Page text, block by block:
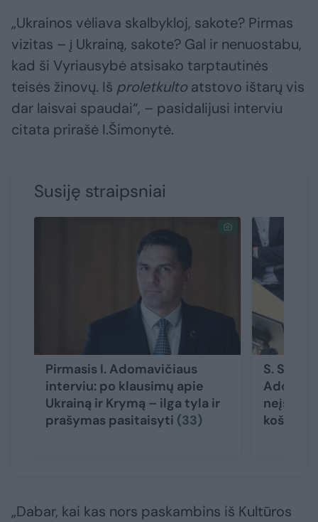
„Ukrainos vėliava skalbykloj, sakote? Pirmas
vizitas – į Ukrainą, sakote? Gal ir nenuostabu,
kad ši Vyriausybė atsisako tarptautinės
teisės žinovų. Iš proletkulto atstovo ištarų vis
dar laisvai spaudai“, – pasidalijusi interviu
citata prirašė I.Šimonytė.
Susiję straipsniai
Pirmasis I. Adomavičiaus
interviu: po klausimų apie
Ukrainą ir Krymą – ilga tyla ir
prašymas pasitaisyti (33)
S.
„Dabar, kai kas nors paskambins iš Kultūros